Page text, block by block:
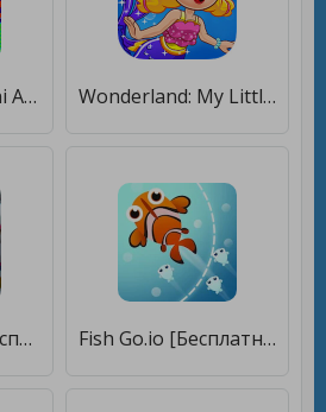
Fish Town IO: Mini Aquarium [Бесплатные покупки] Wonderland: My Little Mermaid [Много денег]
Mahjong Fish [Бесплатные покупки] Fish Go.io [Бесплатные покупки]